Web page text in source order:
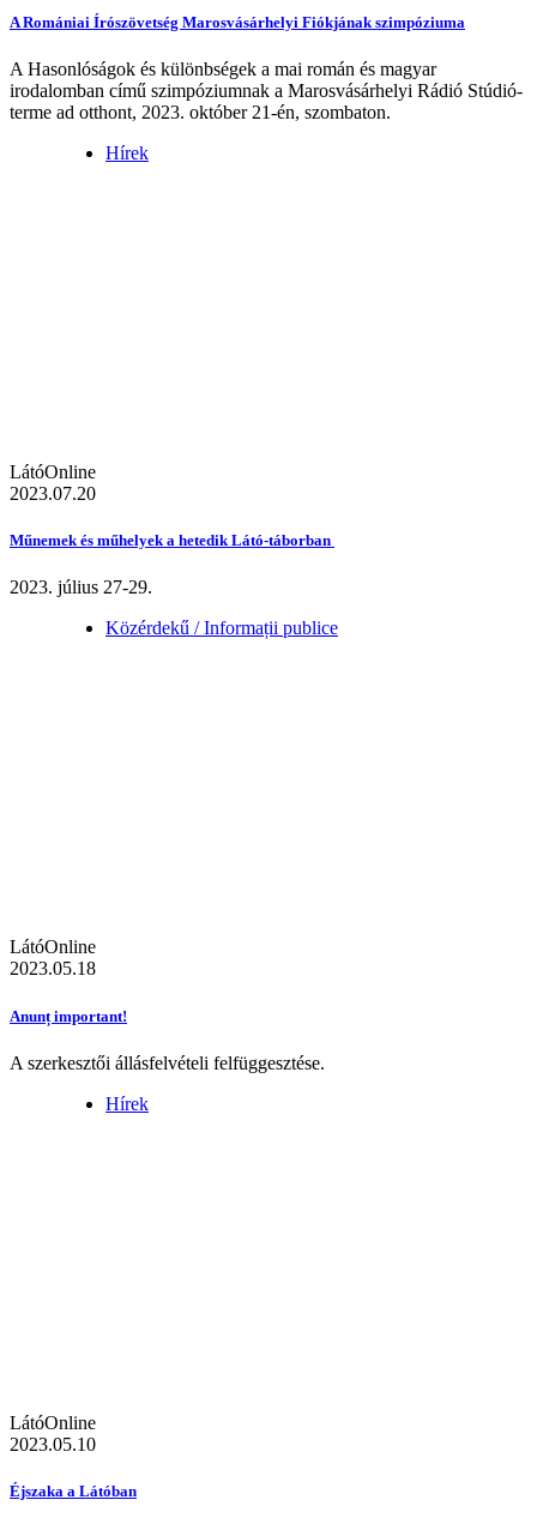
A Romániai Írószövetség Marosvásárhelyi Fiókjának szimpóziuma
A Hasonlóságok és különbségek a mai román és magyar
irodalomban című szimpóziumnak a Marosvásárhelyi Rádió Stúdió-
terme ad otthont, 2023. október 21-én, szombaton.
Hírek
LátóOnline
2023.07.20
Műnemek és műhelyek a hetedik Látó-táborban
2023. július 27-29.
Közérdekű / Informații publice
LátóOnline
2023.05.18
Anunț important!
A szerkesztői állásfelvételi felfüggesztése.
Hírek
LátóOnline
2023.05.10
Éjszaka a Látóban